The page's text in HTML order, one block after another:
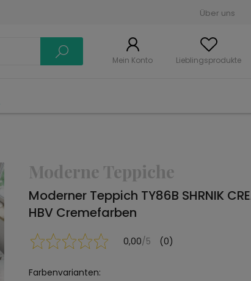
Über uns
Mein Konto Lieblingsprodukte
Moderne Teppiche
Moderner Teppich TY86B SHRNIK
HBV Cremefarben
0,00/5 (0)
Farbenvarianten: